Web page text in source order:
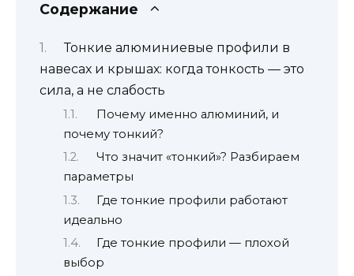
Содержание
Тонкие алюминиевые профили в
навесах и крышах: когда тонкость — это
сила, а не слабость
Почему именно алюминий, и
почему тонкий?
Что значит «тонкий»? Разбираем
параметры
Где тонкие профили работают
идеально
Где тонкие профили — плохой
выбор